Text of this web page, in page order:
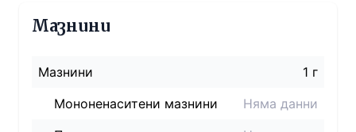
Мазнини
Мазнини
1 г
Мононенаситени мазнини
Няма данни